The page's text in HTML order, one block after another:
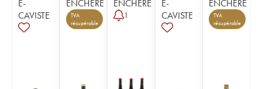
E-
CAVISTE
ENCHÈRE
TVA
récupérable
ENCHÈRE
1
E-
CAVISTE
ENCHÈRE
TVA
récupérable